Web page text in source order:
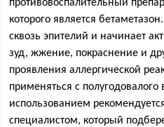
противовоспалительный
которого является
сквозь эпителий и начинает
зуд, жжение, покраснение и
проявления аллергической
применяться с полугодовалого
использованием
специалистом, который